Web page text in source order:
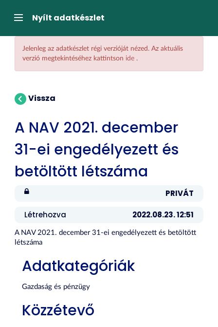
átugrásaNavigációNyílt adatkészlet
Jelenleg az adatkészlet régi verzióját nézed. Az aktuális
verzió megtekintéséhez kattintson ide .
Vissza
A NAV 2021. december
31-ei engedélyezett és
betöltött létszáma
PRIVÁT
Létrehozva 2022.08.23. 12:51
A NAV 2021. december 31-ei engedélyezett és betöltött
létszáma
Adatkategóriák
Gazdaság és pénzügy
Közzétevő